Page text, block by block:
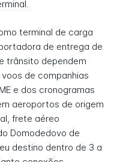
terminal de carga
de entrega de
trânsito dependem
de companhias
e dos cronogramas
aeroportos de origem
frete aéreo
Domodedovo de
destino dentro de 3 a